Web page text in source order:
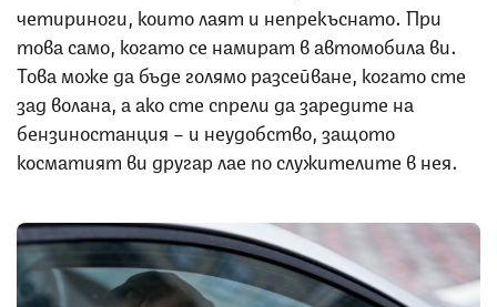
четириноги, които лаят и непрекъснато. При
това само, когато се намират в автомобила ви.
Това може да бъде голямо разсейване, когато сте
зад волана, а ако сте спрели да заредите на
бензиностанция – и неудобство, защото
косматият ви другар лае по служителите в нея.